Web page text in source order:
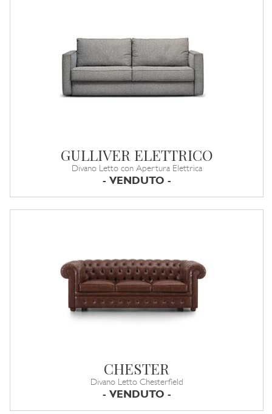
GULLIVER ELETTRICO
Divano Letto con Apertura Elettrica
- VENDUTO -
CHESTER
Divano Letto Chesterfield
- VENDUTO -